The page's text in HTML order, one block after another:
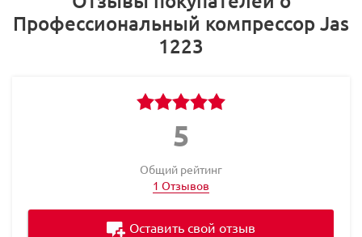
Профессиональный компрессор Jas
1223
5
Общий рейтинг
1 Отзывов
Оставить свой отзыв